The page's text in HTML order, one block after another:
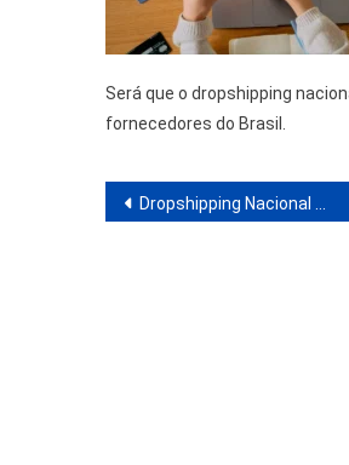
Será que o dropshipping
fornecedores do Brasil.
Navegação
Dropshipping Nacional Ainda Funciona em 2026? Perspectivas e Estratégias